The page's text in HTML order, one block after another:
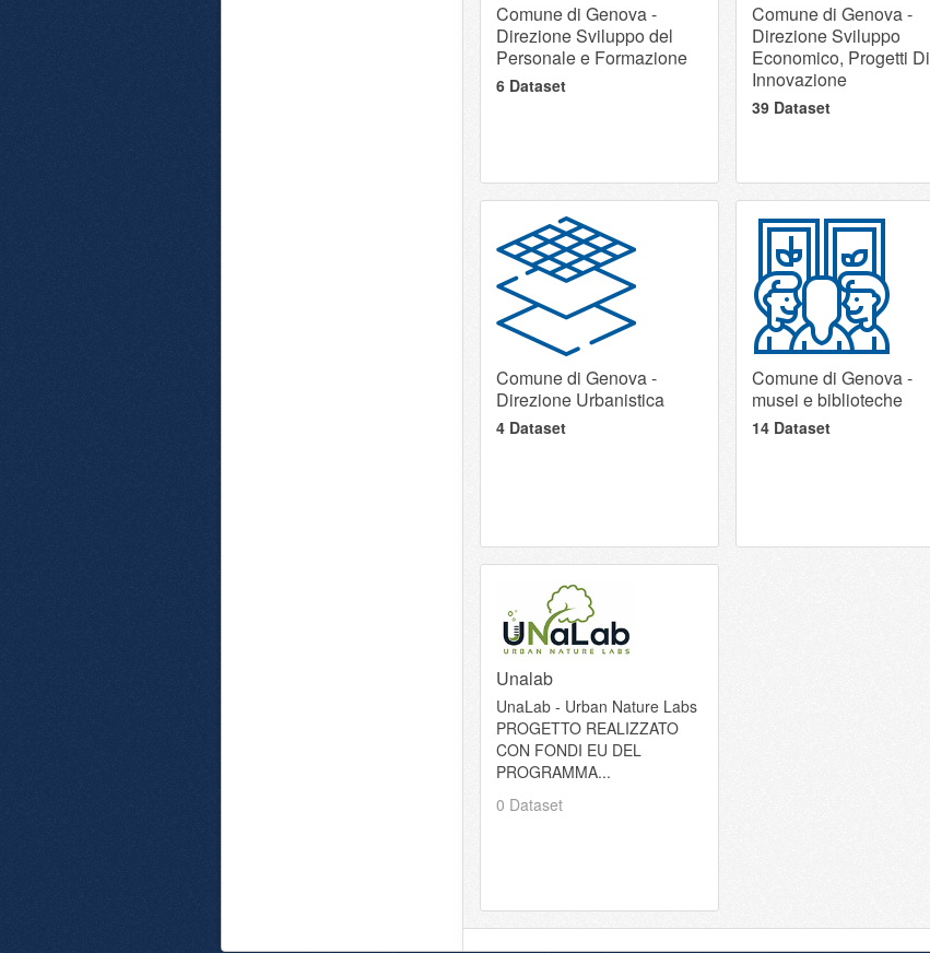
Comune di Genova -
Direzione Sviluppo del
Personale e Formazione
6 Dataset
Comune di Genova -
Direzione Sviluppo
Economico, Progetti Di
Innovazione
39 Dataset
Comune di Genova -
Direzione Urbanistica
4 Dataset
Comune di Genova -
musei e biblioteche
14 Dataset
Unalab
UnaLab - Urban Nature Labs
PROGETTO REALIZZATO
CON FONDI EU DEL
PROGRAMMA...
0 Dataset